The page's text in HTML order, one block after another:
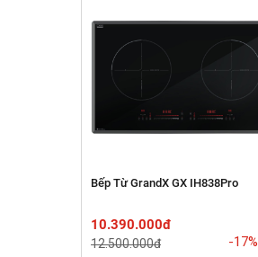
Bếp Từ GrandX GX IH838Pro
10.390.000đ
12.500.000đ -17%